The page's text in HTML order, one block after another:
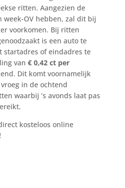
ritten. Aangezien de
week-OV hebben, zal dit bij
voorkomen. Bij ritten
is een auto te
startadres of eindadres te
van € 0,42 ct per
Dit komt voornamelijk
in de ochtend
waarbij ’s avonds laat pas
kosteloos online
!